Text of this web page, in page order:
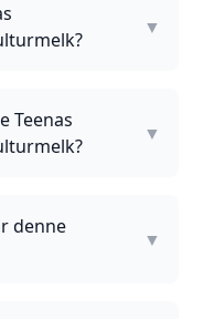
▼
Teenas
▼
denne
▼